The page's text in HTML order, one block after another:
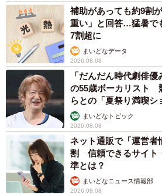
補助があっても約9割
重い」と回答…猛暑で
7割超に
まいどなデータ
2026.08.08
「だんだん時代劇俳
の55歳ボーカリスト
らとの「夏祭り満喫シ
まいどなトピック
2026.08.08
ネット通販で「運営者
割 信頼できるサイト
準とは？
まいどなニュース情報部
2026.08.08